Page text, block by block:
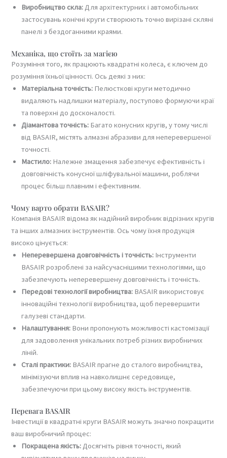
Виробництво скла:Для архітектурних і автомобільних
застосувань конічні круги створюють точно вирізані скляні
панелі з бездоганними краями.
Механіка, що стоїть за магією
Розуміння того, як працюють квадратні колеса, є ключем до
розуміння їхньої цінності. Ось деякі з них:
Матеріальна точність: Пелюсткові круги методично
видаляють надлишки матеріалу, поступово формуючи краї
та поверхні до досконалості.
Діамантова точність: Багато конусних кругів, у тому числі
від BASAIR, містять алмазні абразиви для неперевершеної
точності.
Мастило: Належне змащення забезпечує ефективність і
довговічність конусної шліфувальної машини, роблячи
процес більш плавним і ефективним.
Чому варто обрати BASAIR?
Компанія BASAIR відома як надійний виробник відрізних кругів
та інших алмазних інструментів. Ось чому їхня продукція
високо цінується:
Неперевершена довговічність і точність: Інструменти
BASAIR розроблені за найсучаснішими технологіями, що
забезпечують неперевершену довговічність і точність.
Передові технології виробництва: BASAIR використовує
інноваційні технології виробництва, щоб перевершити
галузеві стандарти.
Налаштування: Вони пропонують можливості кастомізації
для задоволення унікальних потреб різних виробничих
ліній.
Сталі практики: BASAIR прагне до сталого виробництва,
мінімізуючи вплив на навколишнє середовище,
забезпечуючи при цьому високу якість інструментів.
Перевага BASAIR
Інвестиції в квадратні круги BASAIR можуть значно покращити
ваш виробничий процес:
Покращена якість: Досягніть рівня точності, який